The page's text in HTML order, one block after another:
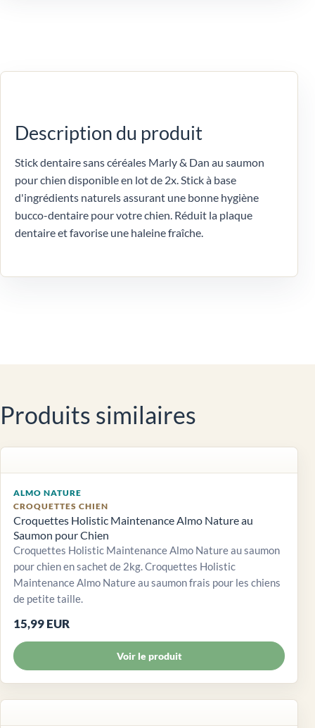
Description du produit
Stick dentaire sans céréales Marly & Dan au saumon
pour chien disponible en lot de 2x. Stick à base
d'ingrédients naturels assurant une bonne hygiène
bucco-dentaire pour votre chien. Réduit la plaque
dentaire et favorise une haleine fraîche.
Produits similaires
ALMO NATURE
CROQUETTES CHIEN
Croquettes Holistic Maintenance Almo Nature au
Saumon pour Chien
Croquettes Holistic Maintenance Almo Nature au saumon
pour chien en sachet de 2kg. Croquettes Holistic
Maintenance Almo Nature au saumon frais pour les chiens
de petite taille.
15,99 EUR
Voir le produit